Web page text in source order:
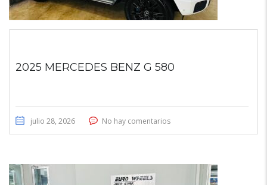
2025 MERCEDES BENZ G 580
julio 28, 2026 No hay comentarios